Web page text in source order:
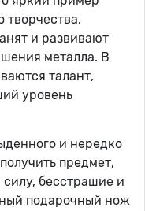
творчества.
и развивают
металла. В
талант,
уровень
и нередко
предмет,
бесстрашие и
подарочный нож